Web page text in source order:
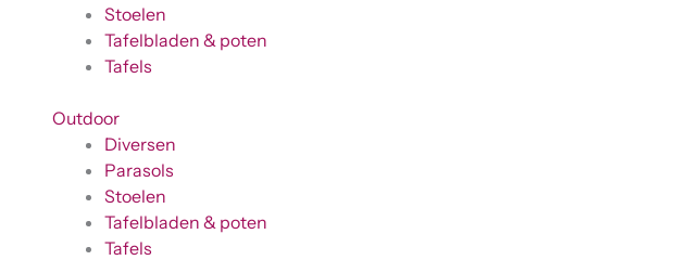
Stoelen
Tafelbladen & poten
Tafels
Outdoor
Diversen
Parasols
Stoelen
Tafelbladen & poten
Tafels